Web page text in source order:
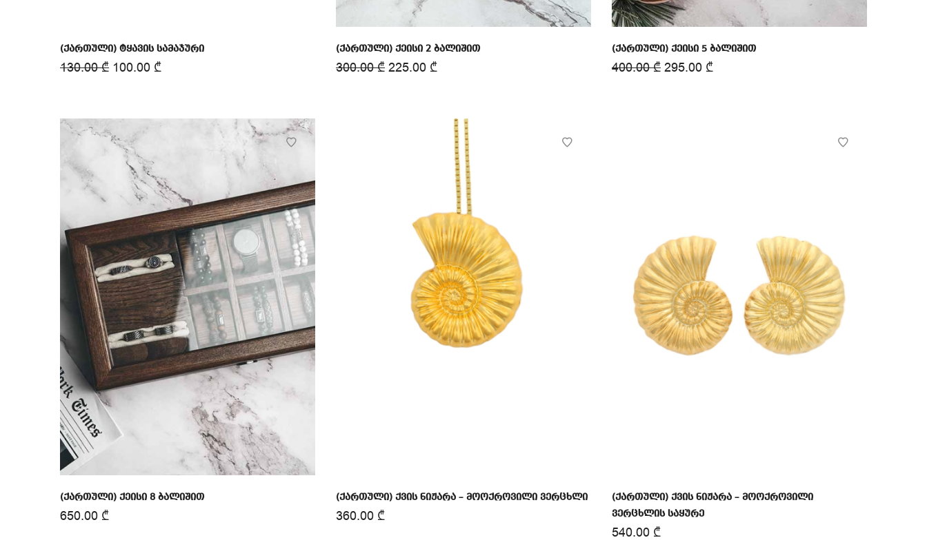
(ქართული) ტყავის სამაჯური
130.00₾ 100.00 ₾
(ქართული) ქეისი 2 ბალიშით
300.00₾ 225.00 ₾
(ქართული) ქეისი 5 ბალიშით
400.00₾ 295.00 ₾
(ქართული) ქეისი 8 ბალიშით
650.00 ₾
(ქართული) ქვის ნიჟარა – მოოქროვილი ვერცხლი
360.00 ₾
(ქართული) ქვის ნიჟარა – მოოქროვილი
ვერცხლის საყურე
540.00 ₾